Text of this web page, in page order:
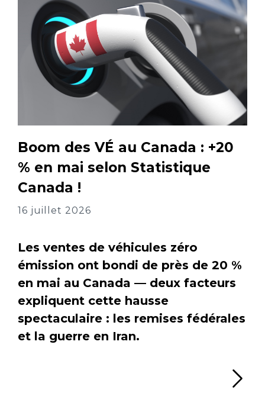
Boom des VÉ au Canada : +20
% en mai selon Statistique
Canada !
16 juillet 2026
Les ventes de véhicules zéro
émission ont bondi de près de 20 %
en mai au Canada — deux facteurs
expliquent cette hausse
spectaculaire : les remises fédérales
et la guerre en Iran.